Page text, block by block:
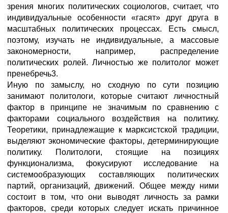
зрения многих политических социологов, считает, что
индивидуальные особенности «гасят» друг друга в
масштабных политических процессах. Есть смысл,
поэтому, изучать не индивидуальные, а массовые
закономерности, например, распределение
политических ролей. Личностью же политолог может
пренебречь3.
Иную по замыслу, но сходную по сути позицию
занимают политологи, которые считают личностный
фактор в принципе не значимым по сравнению с
факторами социального воздействия на политику.
Теоретики, принадлежащие к марксистской традиции,
выделяют экономические факторы, детерминирующие
политику. Политологи, стоящие на позициях
функционализма, фокусируют исследование на
системообразующих составляющих политических
партий, организаций, движений. Общее между ними
состоит в том, что они выводят личность за рамки
факторов, среди которых следует искать причинное